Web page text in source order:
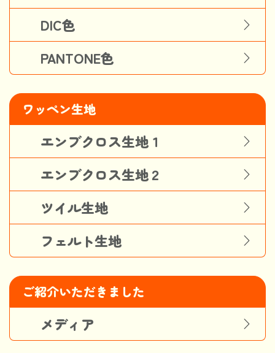
DIC色
PANTONE色
ワッペン生地
エンブクロス生地１
エンブクロス生地２
ツイル生地
フェルト生地
ご紹介いただきました
メディア